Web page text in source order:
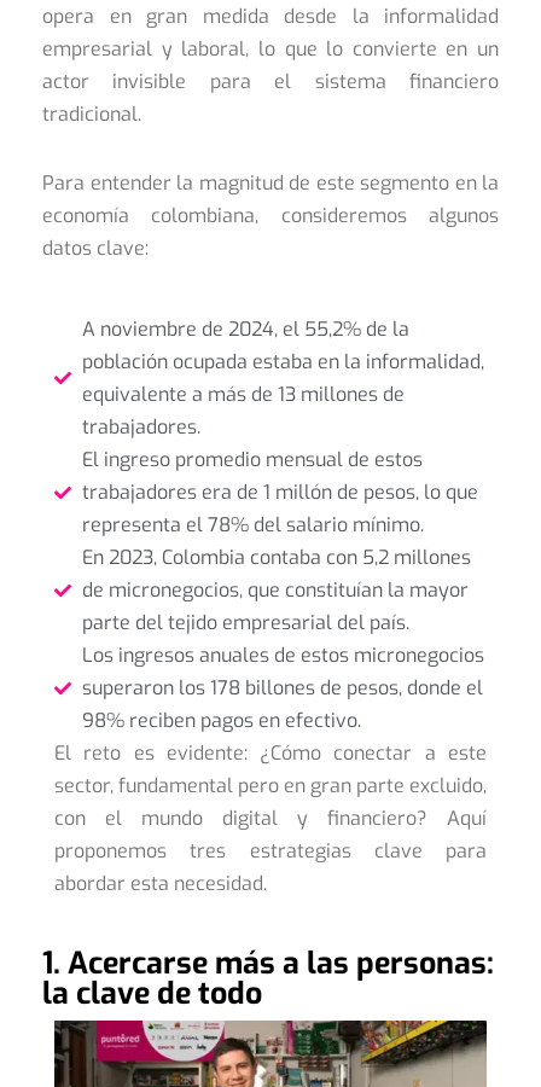
opera en gran medida desde la informalidad
empresarial y laboral, lo que lo convierte en un
actor invisible para el sistema financiero
tradicional.
Para entender la magnitud de este segmento en la
economía colombiana, consideremos algunos
datos clave:
A noviembre de 2024, el 55,2% de la
población ocupada estaba en la informalidad,
equivalente a más de 13 millones de
trabajadores.
El ingreso promedio mensual de estos
trabajadores era de 1 millón de pesos, lo que
representa el 78% del salario mínimo.
En 2023, Colombia contaba con 5,2 millones
de micronegocios, que constituían la mayor
parte del tejido empresarial del país.
Los ingresos anuales de estos micronegocios
superaron los 178 billones de pesos, donde el
98% reciben pagos en efectivo.
El reto es evidente: ¿Cómo conectar a este
sector, fundamental pero en gran parte excluido,
con el mundo digital y financiero? Aquí
proponemos tres estrategias clave para
abordar esta necesidad.
1. Acercarse más a las personas:
la clave de todo